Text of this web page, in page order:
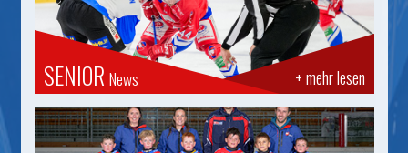
+ mehr lesen
SENIOR News